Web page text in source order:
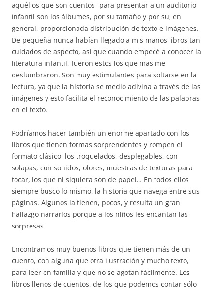
aquéllos que son cuentos- para presentar a un auditorio
infantil son los álbumes, por su tamaño y por su, en
general, proporcionada distribución de texto e imágenes.
De pequeña nunca habían llegado a mis manos libros tan
cuidados de aspecto, así que cuando empecé a conocer la
literatura infantil, fueron éstos los que más me
deslumbraron. Son muy estimulantes para soltarse en la
lectura, ya que la historia se medio adivina a través de las
imágenes y esto facilita el reconocimiento de las palabras
en el texto.
Podríamos hacer también un enorme apartado con los
libros que tienen formas sorprendentes y rompen el
formato clásico: los troquelados, desplegables, con
solapas, con sonidos, olores, muestras de texturas para
tocar, los que ni siquiera son de papel… En todos ellos
siempre busco lo mismo, la historia que navega entre sus
páginas. Algunos la tienen, pocos, y resulta un gran
hallazgo narrarlos porque a los niños les encantan las
sorpresas.
Encontramos muy buenos libros que tienen más de un
cuento, con alguna que otra ilustración y mucho texto,
para leer en familia y que no se agotan fácilmente. Los
libros llenos de cuentos, de los que podemos contar sólo